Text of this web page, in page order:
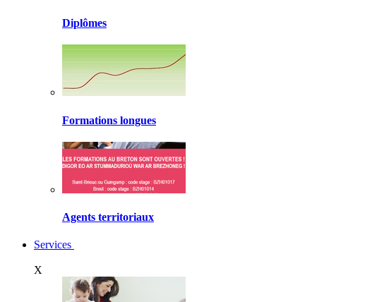
Diplômes
Formations longues
Agents territoriaux
Services
X